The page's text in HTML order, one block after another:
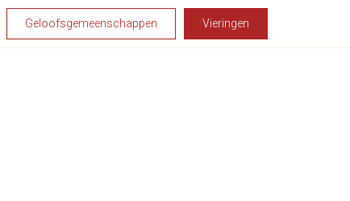
Geloofsgemeenschappen Vieringen